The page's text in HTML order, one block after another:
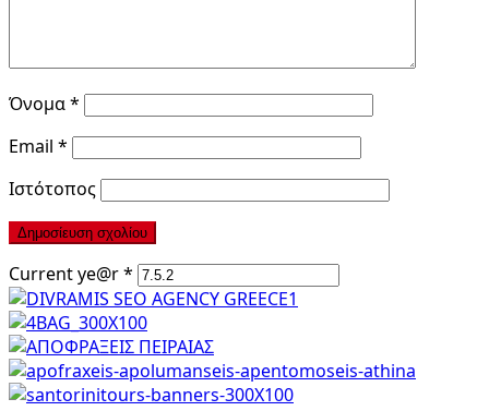
Όνομα*
Email *
Ιστότοπος
Current ye@r*